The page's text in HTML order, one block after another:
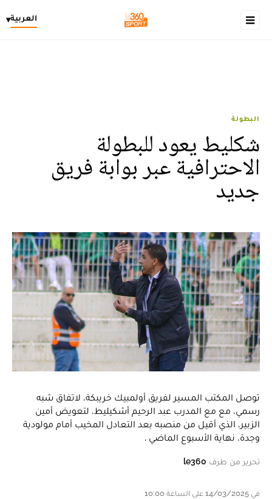
العربية▾
البطولة
شكليط يعود للبطولة
الاحترافية عبر بوابة فريق
جديد
توصل المكتب المسير لفريق أولمبيك خريبكة، لاتفاق شبه
رسمي، مع مع المدرب عبد الرحيم أشكيليط، لتعويض أمين
الزبير، الذي أقيل من منصبه بعد التعادل المخيب أمام مولودية
وجدة، نهاية الأسبوع الماضي .
تحرير من طرف le360
في 14/03/2025 على الساعة 10:00